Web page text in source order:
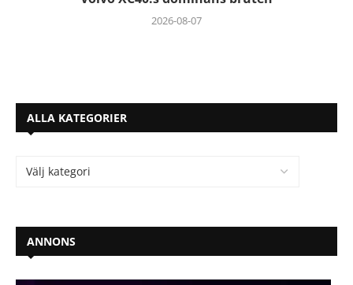
2026-08-07
ALLA KATEGORIER
ANNONS